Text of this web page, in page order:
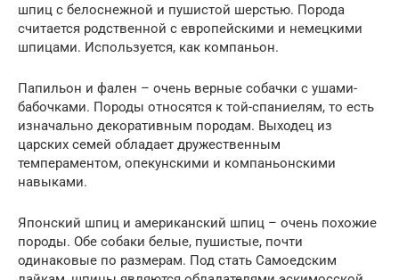
шпиц с белоснежной и пушистой шерстью. Порода
считается родственной с европейскими и немецкими
шпицами. Используется, как компаньон.
Папильон и фален – очень верные собачки с ушами-
бабочками. Породы относятся к той-спаниелям, то есть
изначально декоративным породам. Выходец из
царских семей обладает дружественным
темпераментом, опекунскими и компаньонскими
навыками.
Японский шпиц и американский шпиц – очень похожие
породы. Обе собаки белые, пушистые, почти
одинаковые по размерам. Под стать Самоедским